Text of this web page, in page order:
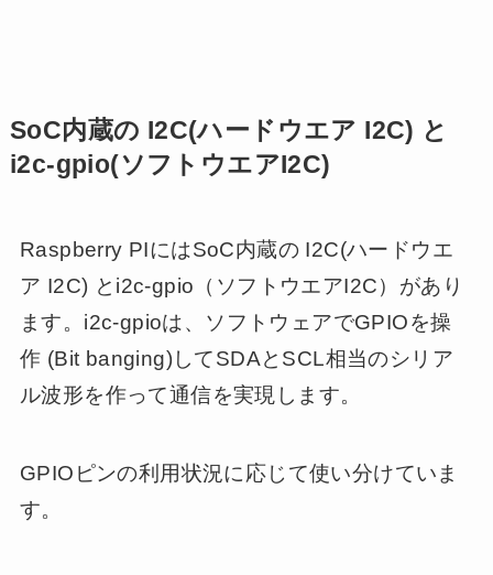
SoC内蔵の I2C(ハードウエア I2C) と
i2c-gpio(ソフトウエアI2C)
Raspberry PIにはSoC内蔵の I2C(ハードウエ
ア I2C) とi2c-gpio（ソフトウエアI2C）があり
ます。i2c-gpioは、ソフトウェアでGPIOを操
作 (Bit banging)してSDAとSCL相当のシリア
ル波形を作って通信を実現します。
GPIOピンの利用状況に応じて使い分けていま
す。